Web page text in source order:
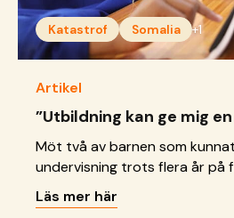
Katastrof Somalia +1
Artikel
”Utbildning kan ge mig
Möt två av barnen som
undervisning trots flera år på
Läs mer här